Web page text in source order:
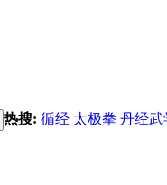
热搜: 循经 太极拳 丹经武